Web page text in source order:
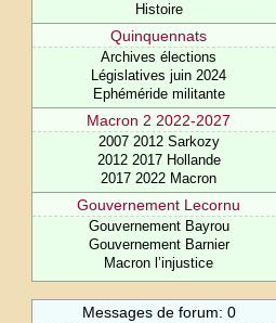
Histoire
Quinquennats
Archives élections
Législatives juin 2024
Ephéméride militante
Macron 2 2022-2027
2007 2012 Sarkozy
2012 2017 Hollande
2017 2022 Macron
Gouvernement Lecornu
Gouvernement Bayrou
Gouvernement Barnier
Macron l’injustice
Messages de forum: 0